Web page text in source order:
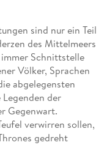
sind nur ein Teil
des Mittelmeers
Schnittstelle
Völker, Sprachen
abgelegensten
der
Gegenwart.
verwirren sollen,
gedreht